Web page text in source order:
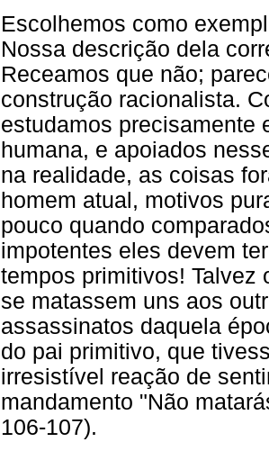
Escolhemos como
Nossa descrição dela
Receamos que não;
construção racionalista.
estudamos precisamente
humana, e apoiados
na realidade, as coisas
homem atual, motivos
pouco quando
impotentes eles devem
tempos primitivos! Talvez
se matassem uns aos
assassinatos daquela
do pai primitivo, que
irresistível reação de
mandamento "Não
106-107).